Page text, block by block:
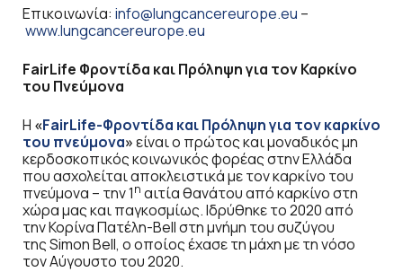
Επικοινωνία: info@lungcancereurope.eu –
www.lungcancereurope.eu
FairLife Φροντίδα και Πρόληψη για τον Καρκίνο
του Πνεύμονα
H «FairLife-Φροντίδα και Πρόληψη για τον καρκίνο
του πνεύμονα»είναι o πρώτος και μοναδικός μη
κερδοσκοπικός κοινωνικός φορέας στην Ελλάδα
που ασχολείται αποκλειστικά με τον καρκίνο του
πνεύμονα – την 1η αιτία θανάτου από καρκίνο στη
χώρα μας και παγκοσμίως. Ιδρύθηκε το 2020 από
την Κορίνα Πατέλη-Βell στη μνήμη του συζύγου
της Simon Bell, ο οποίος έχασε τη μάχη με τη νόσο
τον Αύγουστο του 2020.